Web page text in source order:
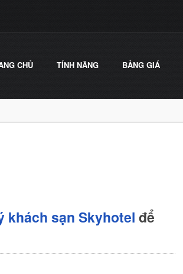
CHỦ TÍNH NĂNG BẢNG GIÁ
khách sạn Skyhotel để